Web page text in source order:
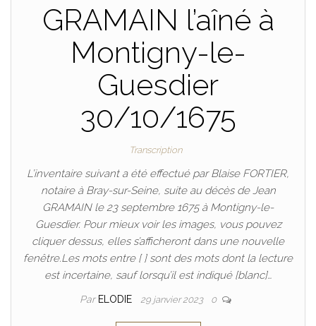
GRAMAIN l’aîné à
Montigny-le-
Guesdier
30/10/1675
Transcription
L’inventaire suivant a été effectué par Blaise FORTIER,
notaire à Bray-sur-Seine, suite au décès de Jean
GRAMAIN le 23 septembre 1675 à Montigny-le-
Guesdier. Pour mieux voir les images, vous pouvez
cliquer dessus, elles s’afficheront dans une nouvelle
fenêtre.Les mots entre [ ] sont des mots dont la lecture
est incertaine, sauf lorsqu’il est indiqué [blanc]…
Par ELODIE 29 janvier 2023 0